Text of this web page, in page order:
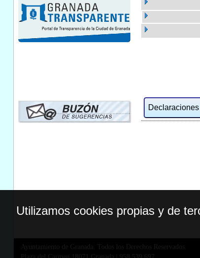
Ayuntamiento de Granada. Todos los Derechos Reservados.
Utilizamos cookies propias y de